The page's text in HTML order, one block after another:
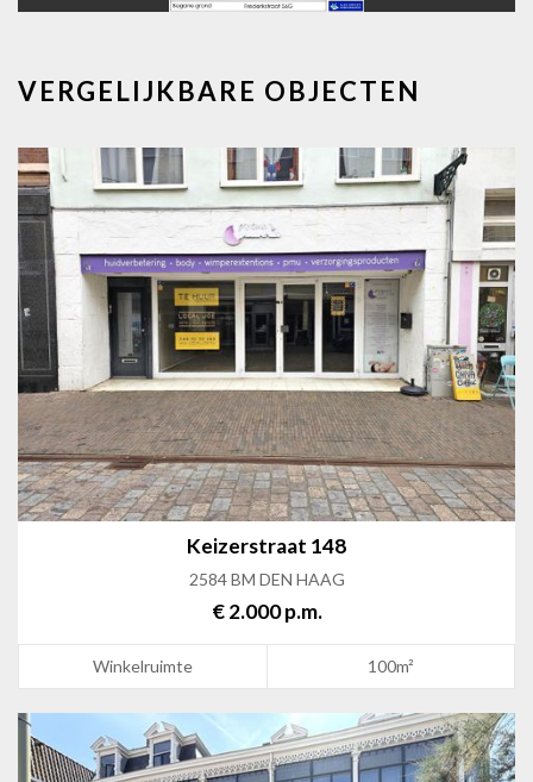
VERGELIJKBARE OBJECTEN
Keizerstraat 148
2584 BM DEN HAAG
€ 2.000 p.m.
Winkelruimte 100m²